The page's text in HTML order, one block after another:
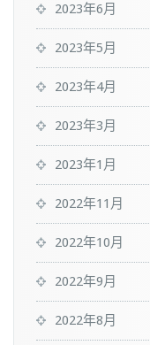
2023年6月
2023年5月
2023年4月
2023年3月
2023年1月
2022年11月
2022年10月
2022年9月
2022年8月